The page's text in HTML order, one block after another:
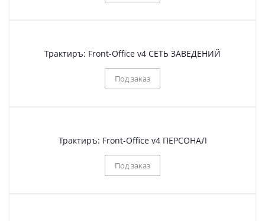
Трактиръ: Front-Office v4 СЕТЬ ЗАВЕДЕНИЙ
Под заказ
Трактиръ: Front-Office v4 ПЕРСОНАЛ
Под заказ